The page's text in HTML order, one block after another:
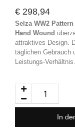
€ 298,94
Selza WW2
Hand Wound
attraktives Design.
täglichen Gebrauch
Leistungs-Verhältnis.
In